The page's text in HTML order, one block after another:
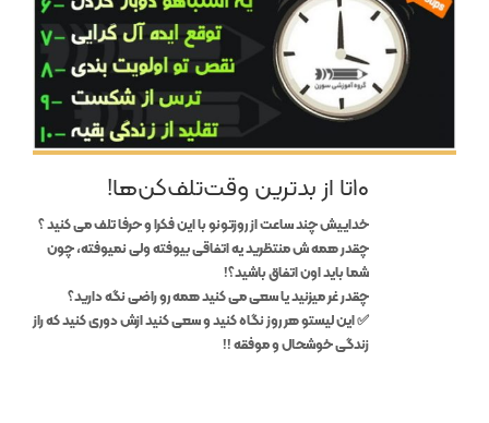
۱۰‌تا از بدترین وقت‌تلف‌کن‌ها!
خداییش چند ساعت از روزتونو با این فکرا و حرفا تلف می کنید ؟
چقدر همه ش منتظرید یه اتفاقی بیوفته ولی نمیوفته، چون
شما باید اون اتفاق باشید؟!
چقدر غر میزنید یا سعی می کنید همه رو راضی نگه دارید؟
✅ این لیستو هر روز نگاه کنید و سعی کنید ازش دوری کنید که راز
زندگی خوشحال و موفقه !!